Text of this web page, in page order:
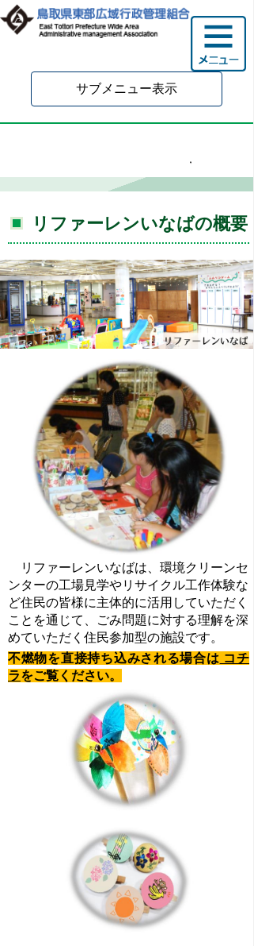
サブメニュー表示
リファーレンいなば
リファーレンいなばの概要
リファーレンいなばは、環境クリーンセ
ンターの工場見学やリサイクル工作体験な
ど住民の皆様に主体的に活用していただく
ことを通じて、ごみ問題に対する理解を深
めていただく住民参加型の施設です。
不燃物を直接持ち込みされる場合は コチ
ラをご覧ください。